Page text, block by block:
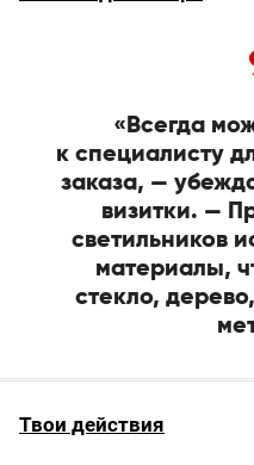
«Всегда
к специалисту
заказа, —
визитки. —
светильников
материалы,
стекло,
Твои действия